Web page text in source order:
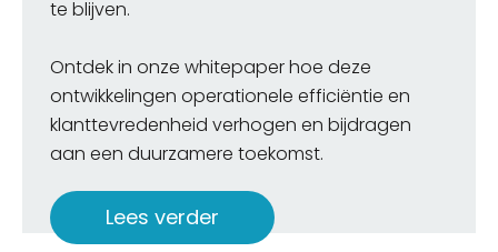
te blijven.
Ontdek in onze whitepaper hoe deze
ontwikkelingen operationele efficiëntie en
klanttevredenheid verhogen en bijdragen
aan een duurzamere toekomst.
Lees verder